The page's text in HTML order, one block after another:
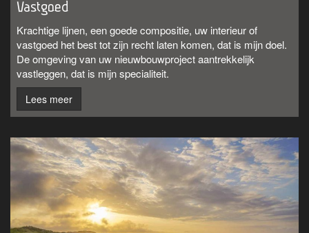
Vastgoed
Krachtige lijnen, een goede compositie, uw interieur of
vastgoed het best tot zijn recht laten komen, dat is mijn doel.
De omgeving van uw nieuwbouwproject aantrekkelijk
vastleggen, dat is mijn specialiteit.
Lees meer